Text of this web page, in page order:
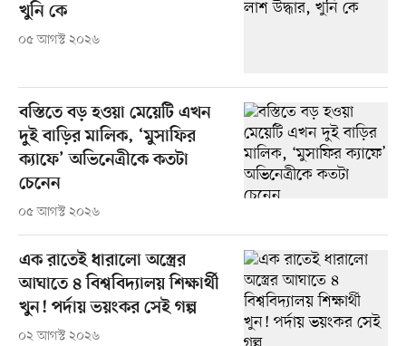
খুনি কে
০৫ আগস্ট ২০২৬
বস্তিতে বড় হওয়া মেয়েটি এখন
দুই বাড়ির মালিক, ‘মুসাফির
ক্যাফে’ অভিনেত্রীকে কতটা
চেনেন
০৫ আগস্ট ২০২৬
এক রাতেই ধারালো অস্ত্রের
আঘাতে ৪ বিশ্ববিদ্যালয় শিক্ষার্থী
খুন! পর্দায় ভয়ংকর সেই গল্প
০২ আগস্ট ২০২৬